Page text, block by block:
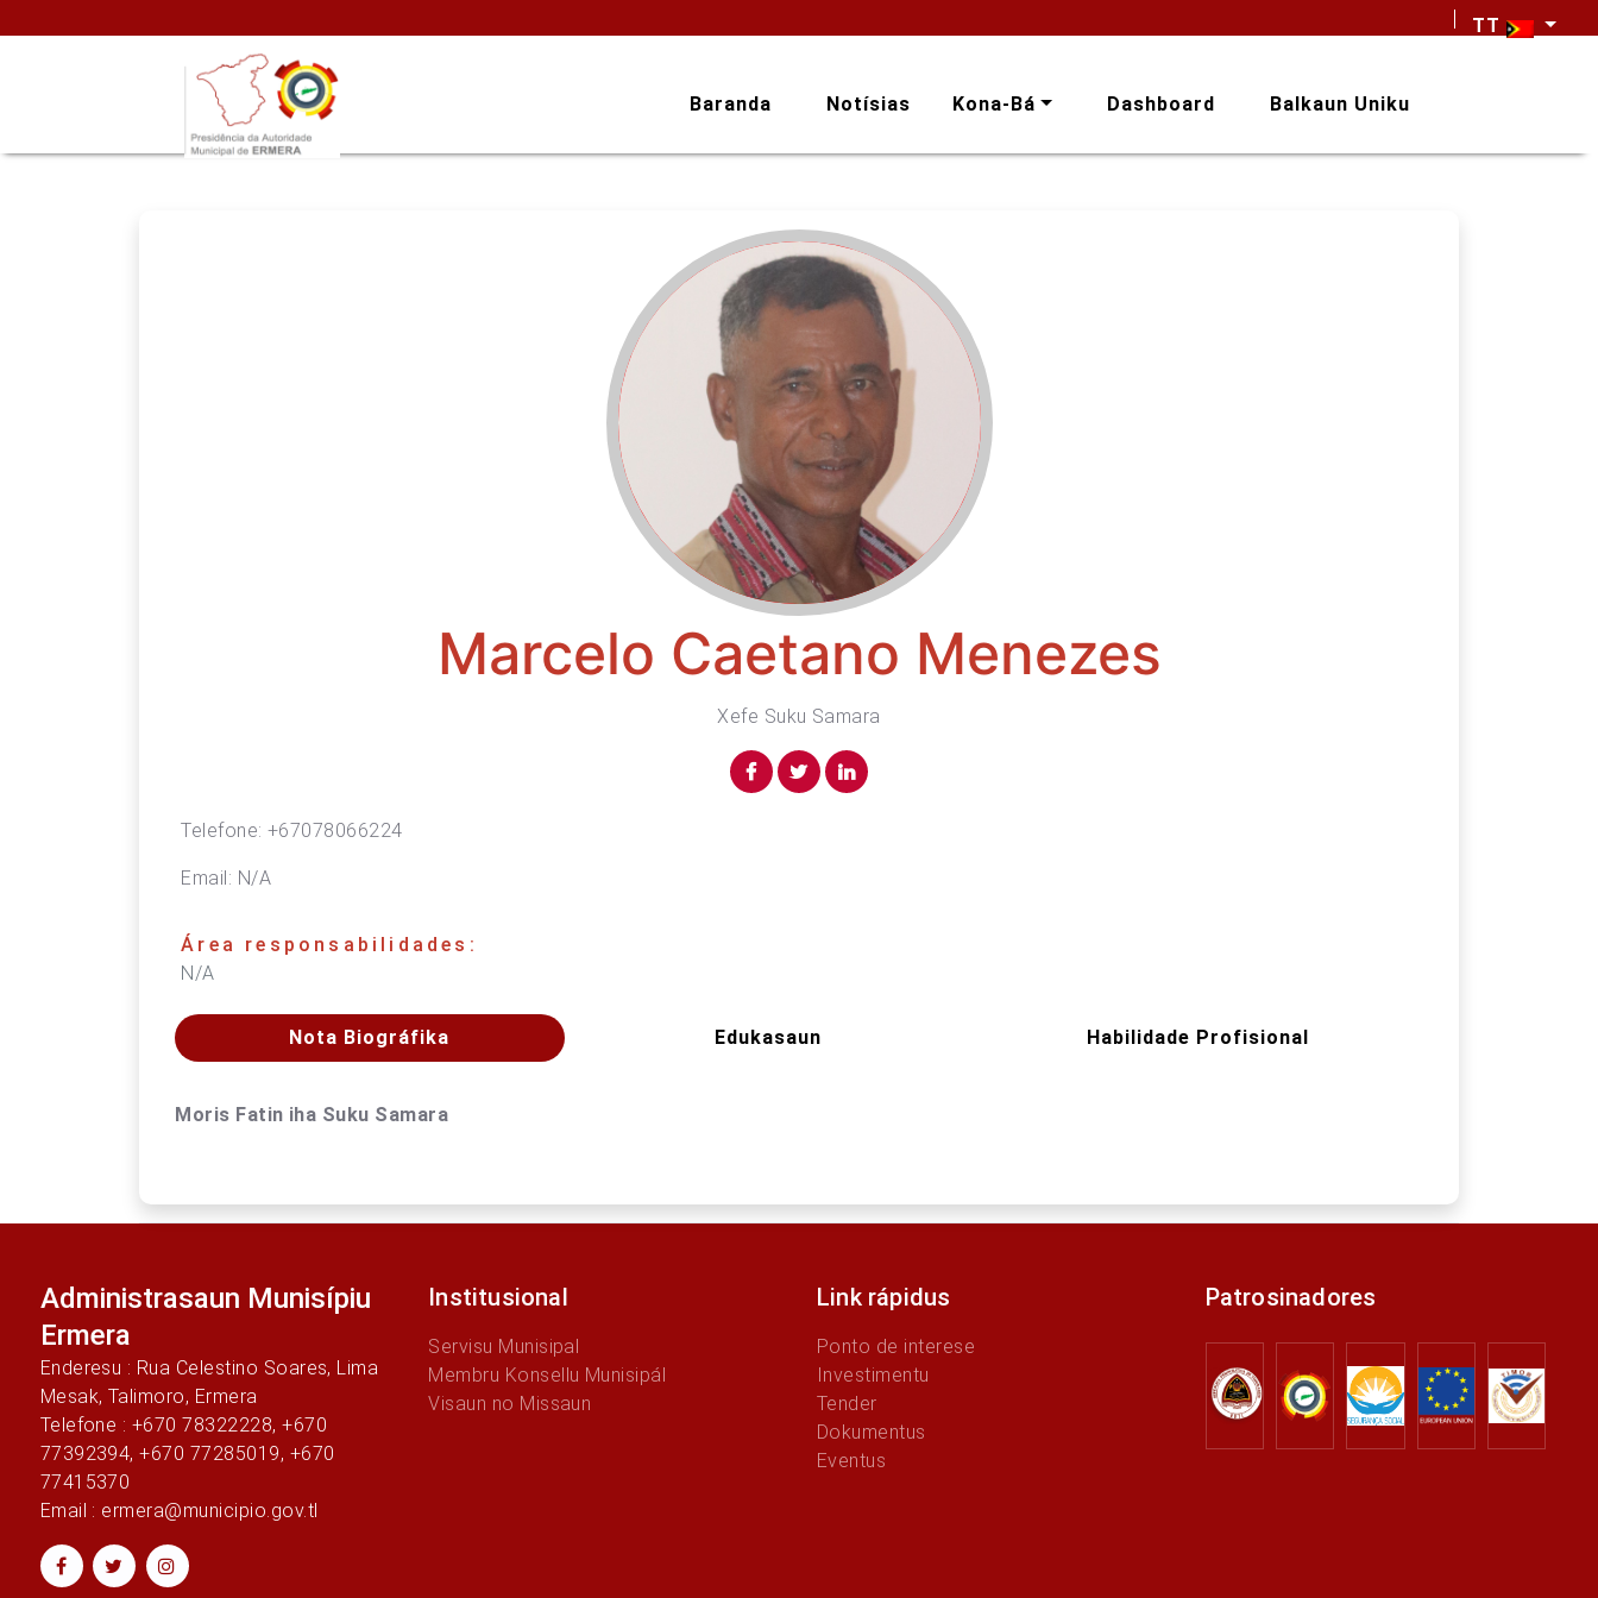
TT
Baranda Notísias Kona-Bá Dashboard Balkaun Uniku
Marcelo Caetano Menezes
Xefe Suku Samara
Telefone:+67078066224
Email: N/A
Área responsabilidades:
N/A
Nota Biográfika Edukasaun Habilidade Profisional
Moris Fatin iha Suku Samara
Administrasaun Munisípiu
Ermera
Enderesu : Rua Celestino Soares, Lima
Mesak, Talimoro, Ermera
Telefone : +670 78322228, +670
77392394, +670 77285019, +670
77415370
Email : ermera@municipio.gov.tl
Institusional
Servisu Munisipal
Membru Konsellu Munisipál
Visaun no Missaun
Link rápidus
Ponto de interese
Investimentu
Tender
Dokumentus
Eventus
Patrosinadores